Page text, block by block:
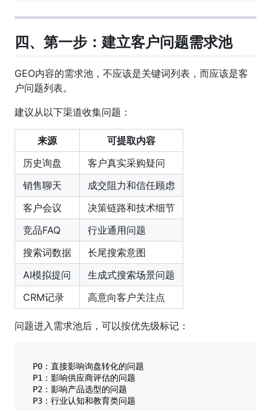
四、第一步：建立客户问题需求池
GEO内容的需求池，不应该是关键词列表，而应该是客
户问题列表。
建议从以下渠道收集问题：
来源
可提取内容
历史询盘
客户真实采购疑问
销售聊天
成交阻力和信任顾虑
客户会议
决策链路和技术细节
竞品FAQ
行业通用问题
搜索词数据
长尾搜索意图
AI模拟提问
生成式搜索场景问题
CRM记录
高意向客户关注点
问题进入需求池后，可以按优先级标记：
P0：直接影响询盘转化的问题
P1：影响供应商评估的问题
P2：影响产品选型的问题